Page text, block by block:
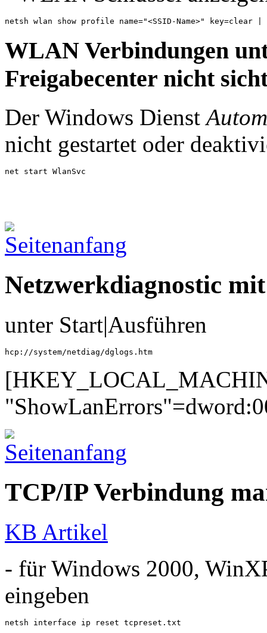
netsh wlan show profile name="<SSID-Name>"
WLAN Verbindungen
Freigabecenter nicht
Der Windows Dienst
nicht gestartet oder
net start WlanSvc
Netzwerkdiagnostic
unter Start|Ausführen
hcp://system/netdiag/dglogs.htm
TCP/IP Verbindung
KB Artikel
- für Windows 2000,
eingeben
netsh interface ip reset tcpreset.txt